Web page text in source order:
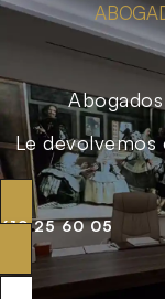
Le devolvemos
619 25 60 05